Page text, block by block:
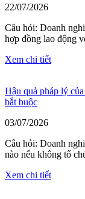
22/07/2026
Câu hỏi: Doanh
hợp đồng lao động
Xem chi tiết
Hậu quả pháp lý
bắt buộc
03/07/2026
Câu hỏi: Doanh
nào nếu không tổ
Xem chi tiết